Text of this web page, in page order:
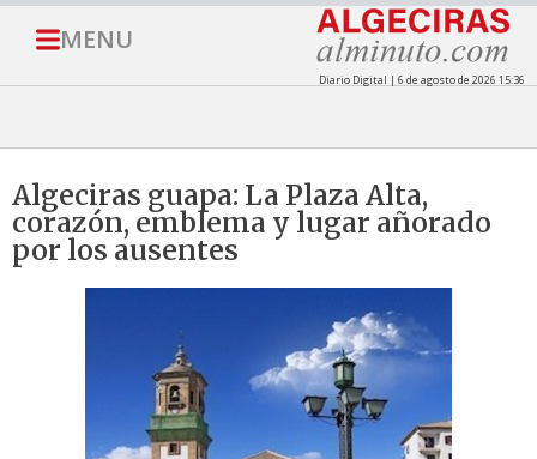
MENU
Diario Digital | 6 de agosto de 2026 15:36
Algeciras guapa: La Plaza Alta,
corazón, emblema y lugar añorado
por los ausentes